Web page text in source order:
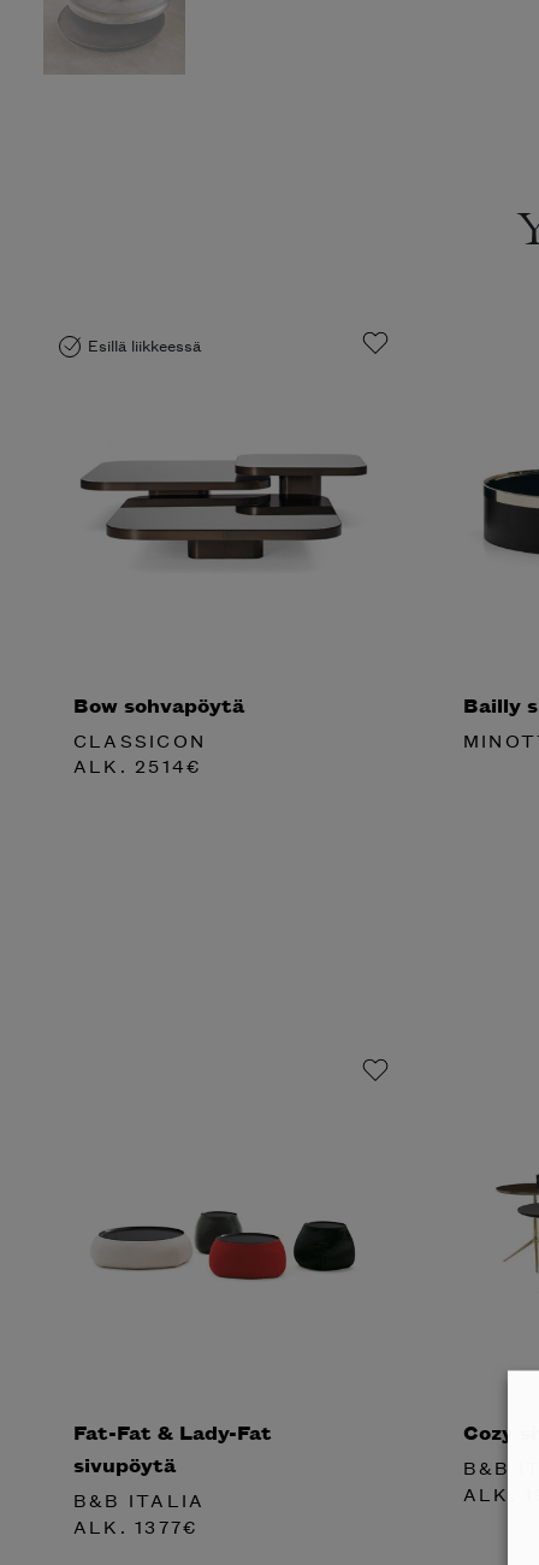
Esillä liikkeessä
Bow sohvapöytä
CLASSICON
ALK. 2514€
Bailly
Fat-Fat & Lady-Fat
sivupöytä
B&B ITALIA
ALK.1377€
Cozy
B&B
ALK.